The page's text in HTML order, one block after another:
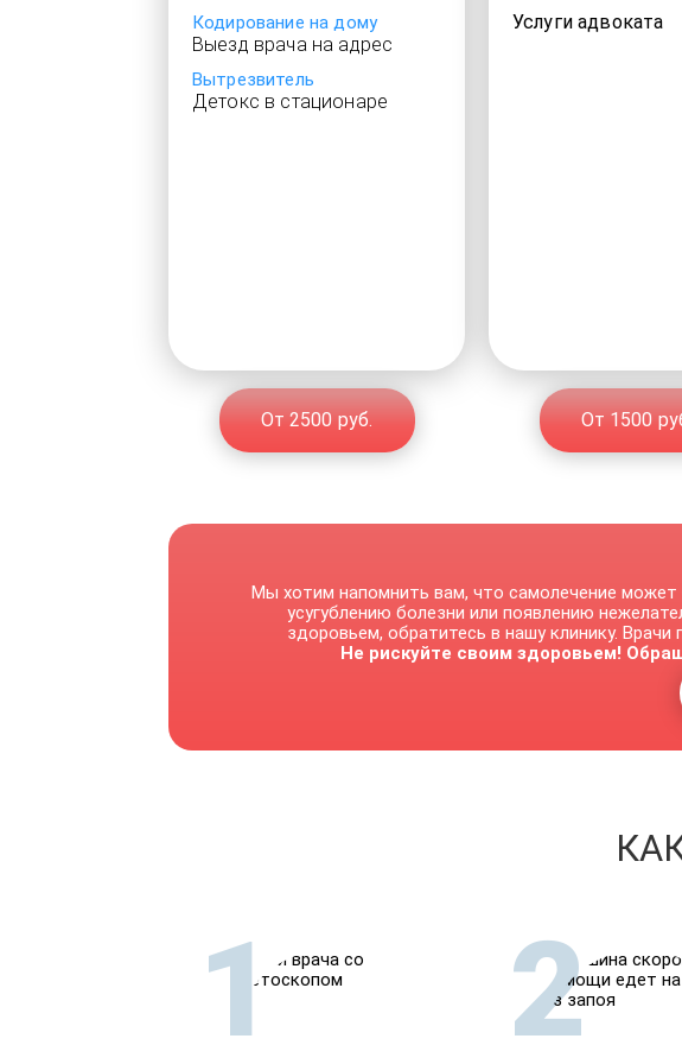
Кодирование на дому
Выезд врача на адрес
Вытрезвитель
Детокс в стационаре
От 2500 руб.
Услуги адвоката
От 1500
Мы хотим напомнить вам, что самолечение
усугублению болезни или появлению
здоровьем, обратитесь в нашу клинику.
Не рискуйте своим здоровьем!
1 2